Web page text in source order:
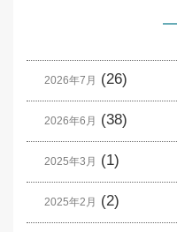
2026年7月 (26)
2026年6月 (38)
2025年3月 (1)
2025年2月 (2)